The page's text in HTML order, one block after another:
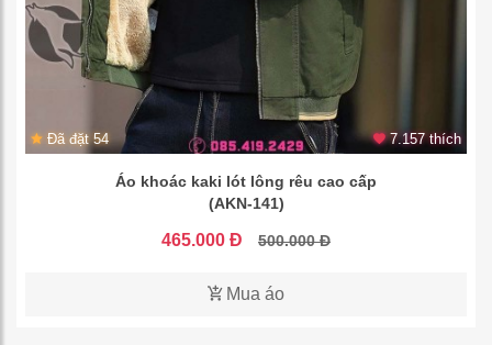
Đã đặt 54 7.157 thích
Áo khoác kaki lót lông rêu cao cấp
(AKN-141)
465.000 Đ 500.000 Đ
Mua áo